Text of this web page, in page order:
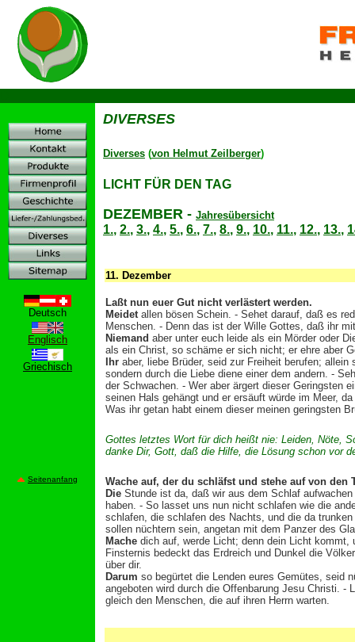
Deutsch
Englisch
Griechisch
Seitenanfang
DIVERSES
Diverses (von Helmut Zeilberger)
LICHT FÜR DEN TAG
DEZEMBER - Jahresübersicht
1., 2., 3., 4., 5., 6., 7., 8., 9., 10., 11., 12., 13.,
11. Dezember
Laßt nun euer Gut nicht verlästert werden.
Meidet allen bösen Schein. - Sehet darauf, daß es
Menschen. - Denn das ist der Wille Gottes, daß ihr
Niemand aber unter euch leide als ein Mörder oder
als ein Christ, so schäme er sich nicht; er ehre aber
Ihr aber, liebe Brüder, seid zur Freiheit berufen;
sondern durch die Liebe diene einer dem andern. -
der Schwachen. - Wer aber ärgert dieser Geringsten
seinen Hals gehängt und er ersäuft würde im Meer,
Was ihr getan habt einem dieser meinen geringsten
Gottes letztes Wort für dich heißt nie: Leiden, Nöte,
danke Dir, Gott, daß die Hilfe, die Lösung schon vor
Wache auf, der du schläfst und stehe auf von
Die Stunde ist da, daß wir aus dem Schlaf
haben. - So lasset uns nun nicht schlafen wie die
schlafen, die schlafen des Nachts, und die da
sollen nüchtern sein, angetan mit dem Panzer des
Mache dich auf, werde Licht; denn dein Licht kommt,
Finsternis bedeckt das Erdreich und Dunkel die
über dir.
Darum so begürtet die Lenden eures Gemütes, seid
angeboten wird durch die Offenbarung Jesu Christi. -
gleich den Menschen, die auf ihren Herrn warten.